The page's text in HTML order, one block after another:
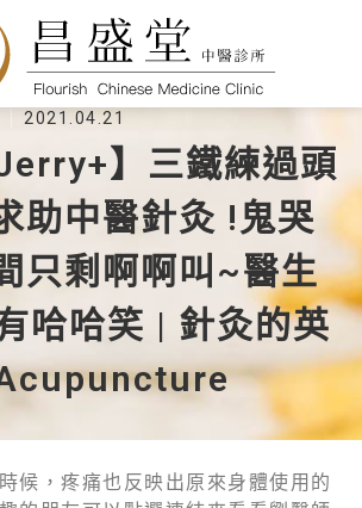
2021.04.21
】三鐵練過頭
助中醫針灸 !鬼哭
只剩啊啊叫~醫生
哈哈笑 | 針灸的英
候，疼痛也反映出原來身體使用的